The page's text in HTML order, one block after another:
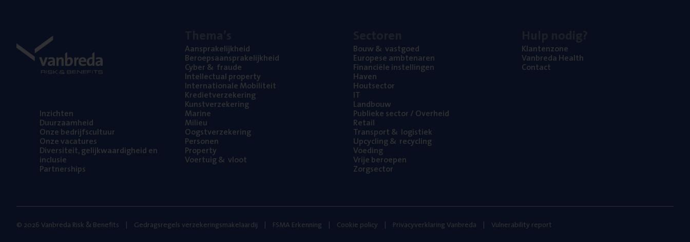
Inzich­ten
Duur­zaam­heid
Onze bedrijfs­cul­tuur
Onze vaca­tu­res
Diver­si­teit, gelijk­waar­dig­heid en
inclusie
Part­ner­ships
Aan­spra­ke­lijk­heid
Beroeps­aan­spra­ke­lijk­heid
Cyber& fraude
Intel­lec­tu­al property
Inter­na­ti­o­na­le Mobiliteit
Kre­diet­ver­ze­ke­ring
Kunst­ver­ze­ke­ring
Mari­ne
Mili­eu
Oogst­ver­ze­ke­ring
Per­so­nen
Pro­per­ty
Voer­tuig& vloot
Bouw& vastgoed
Euro­pe­se ambtenaren
Finan­ci­ë­le instellingen
Haven
Hout­sec­tor
IT
Land­bouw
Publie­ke sec­tor / Overheid
Retail
Trans­port& logistiek
Upcy­cling& recycling
Voe­ding
Vrije beroe­pen
Zorg­sec­tor
Klan­ten­zo­ne
Van­b­re­da Health
Con­tact
© 2026 Vanbreda Risk & Benefits Gedragsregels verzekeringsmakelaardij FSMA Erkenning Cookie policy Privacyverklaring Vanbreda Vulnerability report